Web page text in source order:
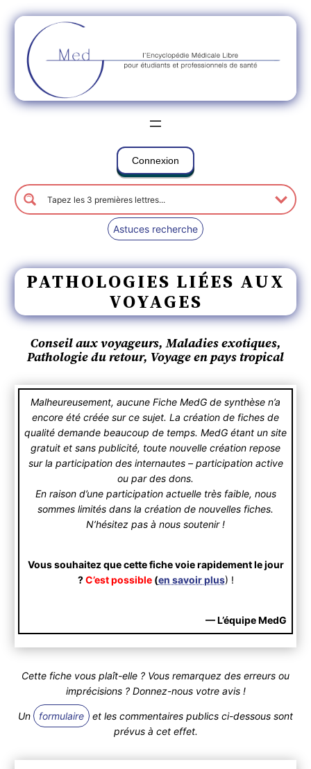
Connexion
Astuces recherche
PATHOLOGIES LIÉES AUX
VOYAGES
Conseil aux voyageurs, Maladies exotiques,
Pathologie du retour, Voyage en pays tropical
Malheureusement, aucune Fiche MedG de synthèse n’a
encore été créée sur ce sujet. La création de fiches de
qualité demande beaucoup de temps. MedG étant un site
gratuit et sans publicité, toute nouvelle création repose
sur la participation des internautes – participation active
ou par des dons.
En raison d’une participation actuelle très faible, nous
sommes limités dans la création de nouvelles fiches.
N’hésitez pas à nous soutenir !
Vous souhaitez que cette fiche voie rapidement le jour
?C’est possible(en savoir plus) !
— L’équipe MedG
Cette fiche vous plaît-elle ? Vous remarquez des erreurs ou
imprécisions ? Donnez-nous votre avis !
Un formulaire
et les commentaires publics ci-dessous sont
prévus à cet effet.